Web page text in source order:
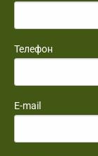
Телефон
E-mail